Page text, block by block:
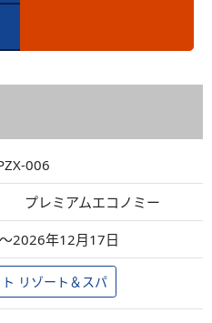
006
プレミアムエコノミー
2026年12月17日
リゾート＆スパ